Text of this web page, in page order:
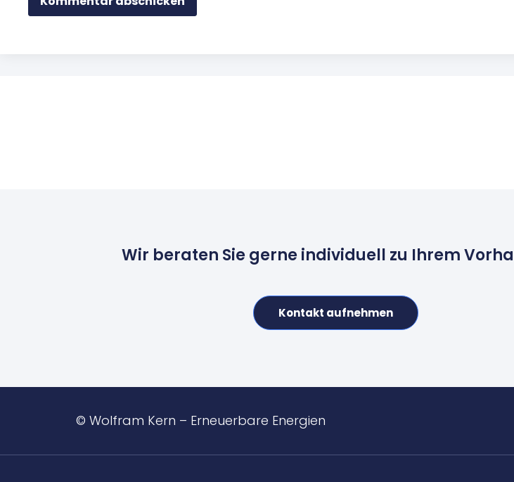
Wir beraten Sie gerne individuell zu Ihrem
Kontakt aufnehmen
© Wolfram Kern – Erneuerbare Energien